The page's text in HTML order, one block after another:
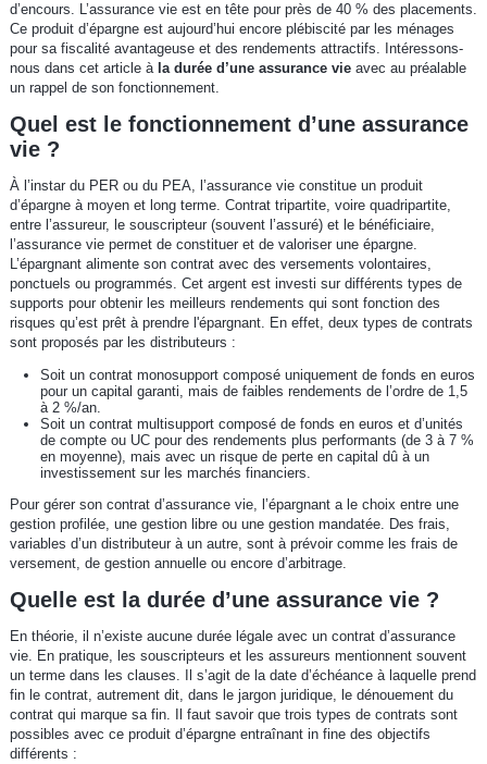
d’encours. L’assurance vie est en tête pour près de 40 % des placements.
Ce produit d’épargne est aujourd’hui encore plébiscité par les ménages
pour sa fiscalité avantageuse et des rendements attractifs. Intéressons-
nous dans cet article à la durée d’une assurance vie avec au préalable
un rappel de son fonctionnement.
Quel est le fonctionnement d’une assurance
vie ?
À l’instar du PER ou du PEA, l’assurance vie constitue un produit
d’épargne à moyen et long terme. Contrat tripartite, voire quadripartite,
entre l’assureur, le souscripteur (souvent l’assuré) et le bénéficiaire,
l’assurance vie permet de constituer et de valoriser une épargne.
L’épargnant alimente son contrat avec des versements volontaires,
ponctuels ou programmés. Cet argent est investi sur différents types de
supports pour obtenir les meilleurs rendements qui sont fonction des
risques qu’est prêt à prendre l'épargnant. En effet, deux types de contrats
sont proposés par les distributeurs :
Soit un contrat monosupport composé uniquement de fonds en euros
pour un capital garanti, mais de faibles rendements de l’ordre de 1,5
à 2 %/an.
Soit un contrat multisupport composé de fonds en euros et d’unités
de compte ou UC pour des rendements plus performants (de 3 à 7 %
en moyenne), mais avec un risque de perte en capital dû à un
investissement sur les marchés financiers.
Pour gérer son contrat d’assurance vie, l’épargnant a le choix entre une
gestion profilée, une gestion libre ou une gestion mandatée. Des frais,
variables d’un distributeur à un autre, sont à prévoir comme les frais de
versement, de gestion annuelle ou encore d’arbitrage.
Quelle est la durée d’une assurance vie ?
En théorie, il n’existe aucune durée légale avec un contrat d’assurance
vie. En pratique, les souscripteurs et les assureurs mentionnent souvent
un terme dans les clauses. Il s’agit de la date d’échéance à laquelle prend
fin le contrat, autrement dit, dans le jargon juridique, le dénouement du
contrat qui marque sa fin. Il faut savoir que trois types de contrats sont
possibles avec ce produit d’épargne entraînant in fine des objectifs
différents :